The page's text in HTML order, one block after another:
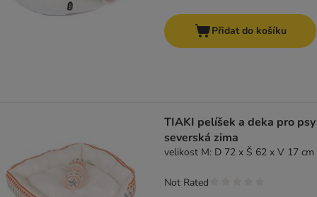
Přidat do košíku
TIAKI pelíšek a deka pro psy
severská zima
velikost M: D 72 x Š 62 x V 17 cm
Not Rated